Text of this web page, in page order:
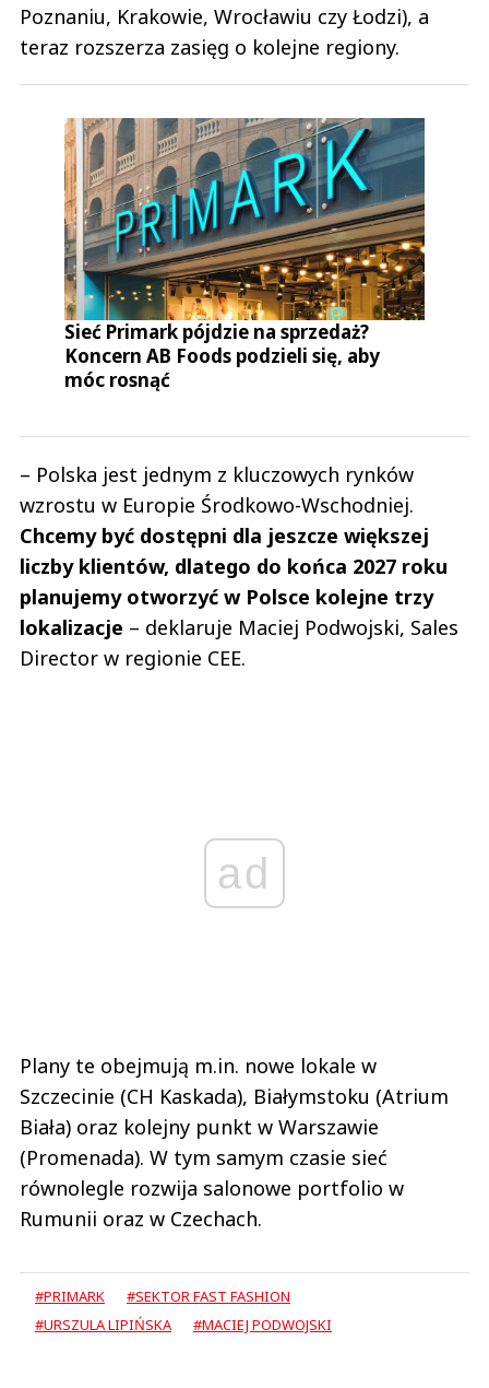
Poznaniu, Krakowie, Wrocławiu czy Łodzi), a
teraz rozszerza zasięg o kolejne regiony.
Sieć Primark pójdzie na sprzedaż?
Koncern AB Foods podzieli się, aby
móc rosnąć
– Polska jest jednym z kluczowych rynków
wzrostu w Europie Środkowo-Wschodniej.
Chcemy być dostępni dla jeszcze większej
liczby klientów, dlatego do końca 2027 roku
planujemy otworzyć w Polsce kolejne trzy
lokalizacje – deklaruje Maciej Podwojski, Sales
Director w regionie CEE.
ad
Plany te obejmują m.in. nowe lokale w
Szczecinie (CH Kaskada), Białymstoku (Atrium
Biała) oraz kolejny punkt w Warszawie
(Promenada). W tym samym czasie sieć
równolegle rozwija salonowe portfolio w
Rumunii oraz w Czechach.
#PRIMARK
#SEKTOR FAST FASHION
#URSZULA LIPIŃSKA
#MACIEJ PODWOJSKI